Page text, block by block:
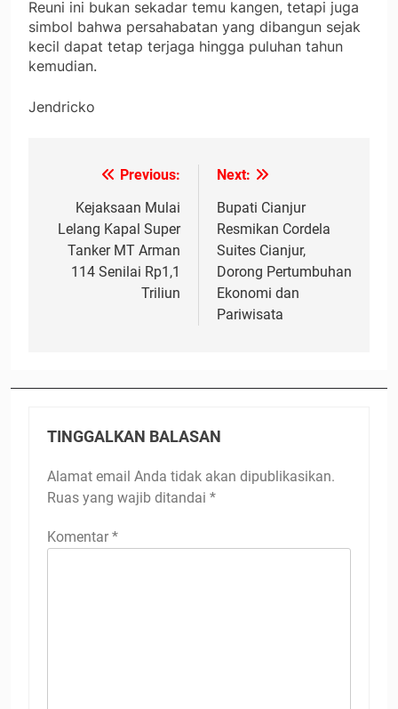
Reuni ini bukan sekadar temu kangen, tetapi juga
simbol bahwa persahabatan yang dibangun sejak
kecil dapat tetap terjaga hingga puluhan tahun
kemudian.
Jendricko
Navigasi
pos
Previous:
Kejaksaan Mulai
Lelang Kapal Super
Tanker MT Arman
114 Senilai Rp1,1
Triliun
Next:
Bupati Cianjur
Resmikan Cordela
Suites Cianjur,
Dorong Pertumbuhan
Ekonomi dan
Pariwisata
TINGGALKAN BALASAN
Alamat email Anda tidak akan dipublikasikan.
Ruas yang wajib ditandai *
Komentar *